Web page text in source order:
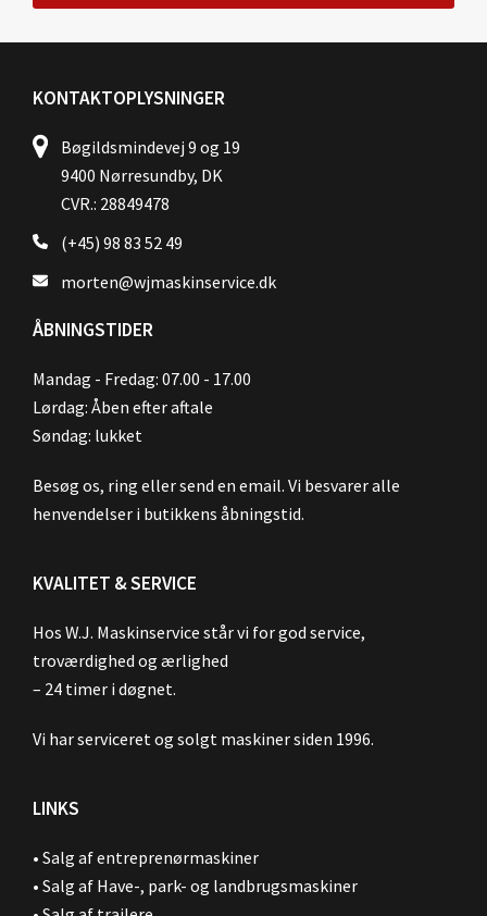
KONTAKTOPLYSNINGER
Bøgildsmindevej 9 og 19
9400 Nørresundby, DK
CVR.: 28849478
(+45) 98 83 52 49
morten@wjmaskinservice.dk
ÅBNINGSTIDER
Mandag - Fredag: 07.00 - 17.00
Lørdag: Åben efter aftale
Søndag: lukket
Besøg os, ring eller send en email. Vi besvarer alle
henvendelser i butikkens åbningstid.
KVALITET & SERVICE
Hos W.J. Maskinservice står vi for god service,
troværdighed og ærlighed
– 24 timer i døgnet.
Vi har serviceret og solgt maskiner siden 1996.
LINKS
• Salg af entreprenørmaskiner
• Salg af Have-, park- og landbrugsmaskiner